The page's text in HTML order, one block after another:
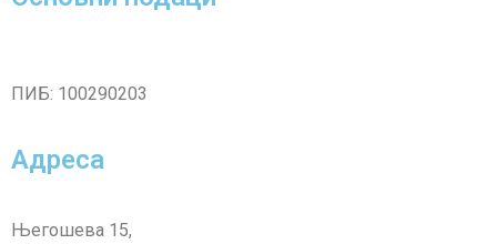
ПИБ: 100290203
Адреса
Његошева 15,